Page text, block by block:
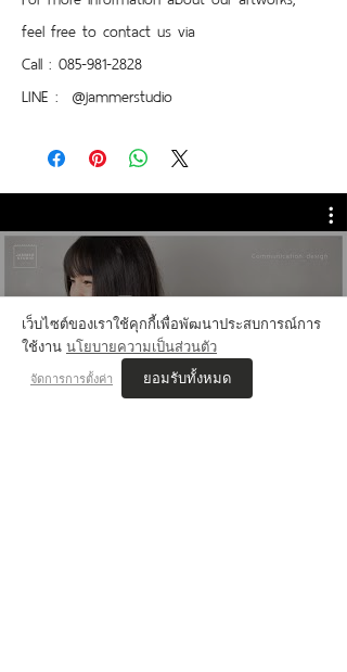
feel free to contact us via
Call : 085-981-2828
LINE :  @jammerstudio
💬 Review Jammer
เว็บไซต์ของเราใช้คุกกี้เพื่อพัฒนาประสบการณ์การ
ใช้งาน นโยบายความเป็นส่วนตัว
จัดการการตั้งค่า ยอมรับทั้งหมด